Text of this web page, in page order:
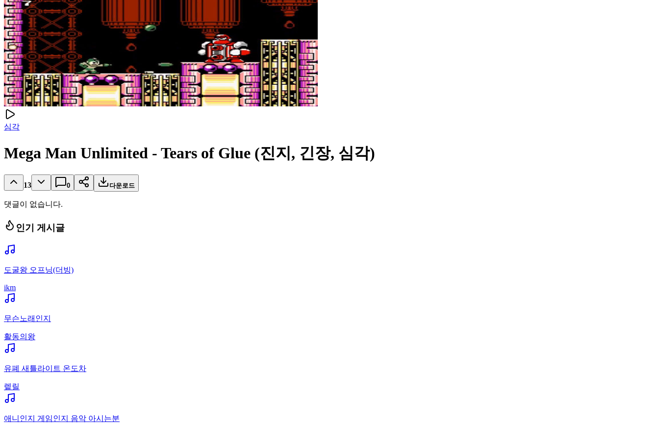
심각
Mega Man Unlimited - Tears of Glue (진지, 긴장, 심각)
13 0 다운로드
댓글이 없습니다.
인기 게시글
도굴왕 오프닝(더빙)
ikm
무슨노래인지
활동의왕
유폐 새틀라이트 온도차
렡릴
애니인지 게임인지 음악 아시는분